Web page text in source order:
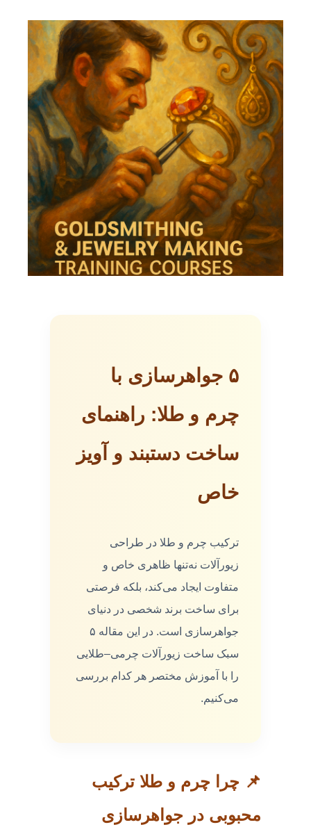
۵ جواهرسازی با
چرم و طلا: راهنمای
ساخت دستبند و آویز
خاص
ترکیب چرم و طلا در طراحی
زیورآلات نه‌تنها ظاهری خاص و
متفاوت ایجاد می‌کند، بلکه فرصتی
برای ساخت برند شخصی در دنیای
جواهرسازی است. در این مقاله ۵
سبک ساخت زیورآلات چرمی–طلایی
را با آموزش مختصر هر کدام بررسی
می‌کنیم.
📌 چرا چرم و طلا ترکیب
محبوبی در جواهرسازی